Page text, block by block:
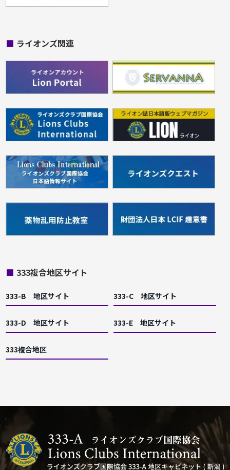
■ ライオンズ関連
■ 333複合地区サイト
333-B 地区サイト 333-C 地区サイト
333-D 地区サイト 333-E 地区サイト
333複合地区